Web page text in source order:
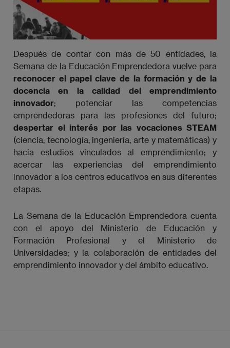
Después de contar con más de 50 entidades, la
Semana de la Educación Emprendedora vuelve para
reconocer el papel clave de la formación y de la
docencia en la calidad del emprendimiento
innovador; potenciar las competencias
emprendedoras para las profesiones del futuro;
despertar el interés por las vocaciones STEAM
(ciencia, tecnología, ingeniería, arte y matemáticas) y
hacia estudios vinculados al emprendimiento; y
acercar las experiencias del emprendimiento
innovador a los centros educativos en sus diferentes
etapas.
La Semana de la Educación Emprendedora cuenta
con el apoyo del Ministerio de Educación y
Formación Profesional y el Ministerio de
Universidades; y la colaboración de entidades del
emprendimiento innovador y del ámbito educativo.